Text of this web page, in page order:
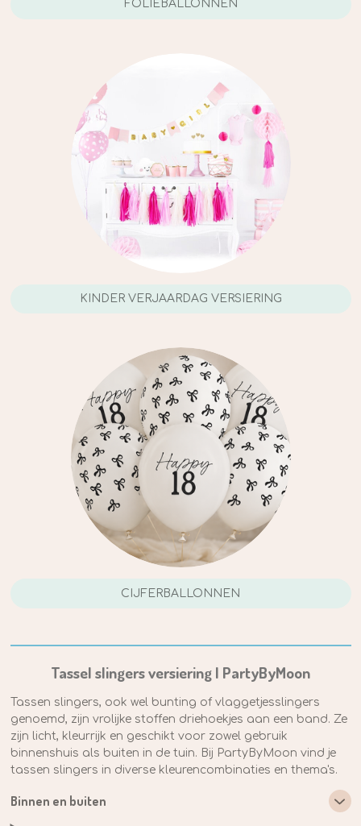
FOLIEBALLONNEN
KINDER VERJAARDAG VERSIERING
CIJFERBALLONNEN
Tassel slingers versiering | PartyByMoon
Tassen slingers, ook wel bunting of vlaggetjesslingers
genoemd, zijn vrolijke stoffen driehoekjes aan een band. Ze
zijn licht, kleurrijk en geschikt voor zowel gebruik
binnenshuis als buiten in de tuin. Bij PartyByMoon vind je
tassen slingers in diverse kleurencombinaties en thema's.
Binnen en buiten